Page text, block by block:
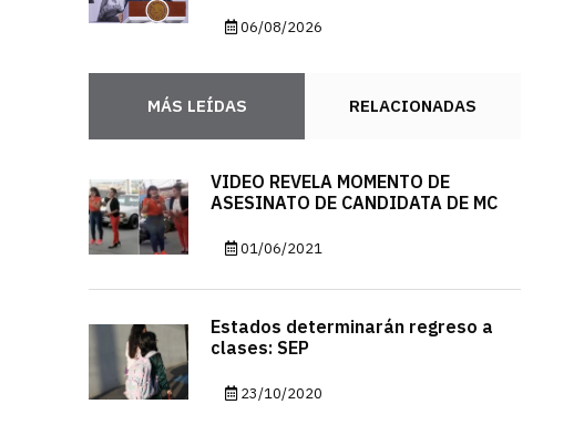
06/08/2026
MÁS LEÍDAS RELACIONADAS
VIDEO REVELA MOMENTO DE
ASESINATO DE CANDIDATA DE MC
01/06/2021
Estados determinarán regreso a
clases: SEP
23/10/2020